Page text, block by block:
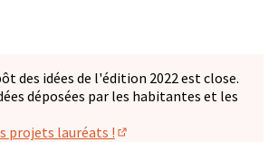
des idées de l'édition 2022 est close.
déposées par les habitantes et les
projets lauréats !